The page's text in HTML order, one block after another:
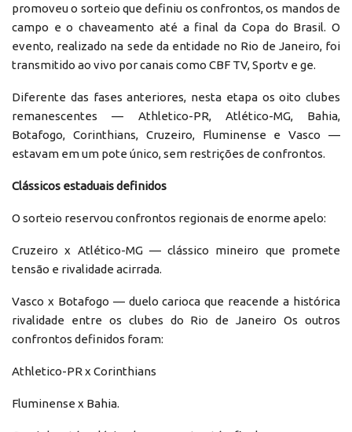
promoveu o sorteio que definiu os confrontos, os mandos de
campo e o chaveamento até a final da Copa do Brasil. O
evento, realizado na sede da entidade no Rio de Janeiro, foi
transmitido ao vivo por canais como CBF TV, Sportv e ge.
Diferente das fases anteriores, nesta etapa os oito clubes
remanescentes — Athletico-PR, Atlético-MG, Bahia,
Botafogo, Corinthians, Cruzeiro, Fluminense e Vasco —
estavam em um pote único, sem restrições de confrontos.
Clássicos estaduais definidos
O sorteio reservou confrontos regionais de enorme apelo:
Cruzeiro x Atlético-MG — clássico mineiro que promete
tensão e rivalidade acirrada.
Vasco x Botafogo — duelo carioca que reacende a histórica
rivalidade entre os clubes do Rio de Janeiro Os outros
confrontos definidos foram:
Athletico-PR x Corinthians
Fluminense x Bahia.